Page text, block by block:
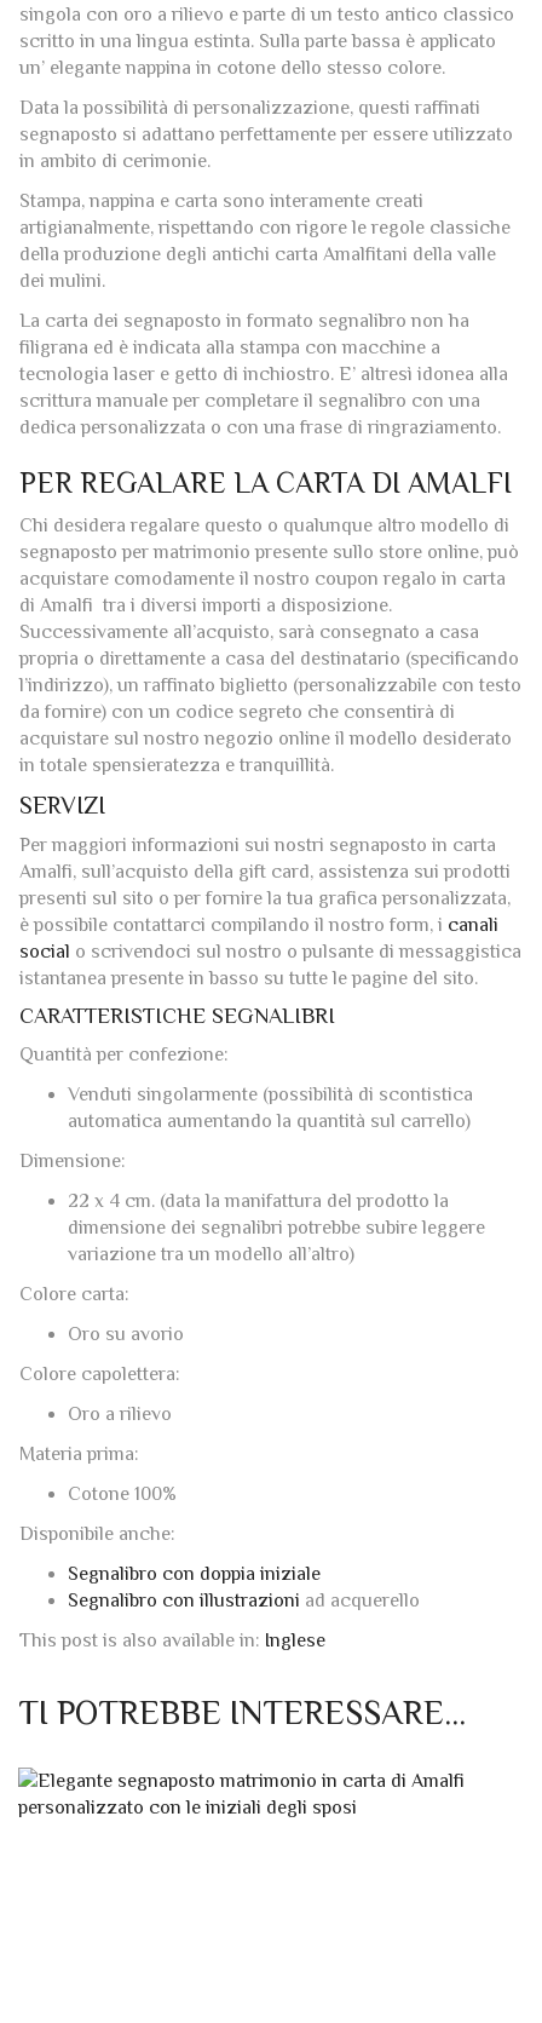
singola con oro a rilievo e parte di un testo antico classico
scritto in una lingua estinta. Sulla parte bassa è applicato
un’ elegante nappina in cotone dello stesso colore.
Data la possibilità di personalizzazione, questi raffinati
segnaposto si adattano perfettamente per essere utilizzato
in ambito di cerimonie.
Stampa, nappina e carta sono interamente creati
artigianalmente, rispettando con rigore le regole classiche
della produzione degli antichi carta Amalfitani della valle
dei mulini.
La carta dei segnaposto in formato segnalibro non ha
filigrana ed è indicata alla stampa con macchine a
tecnologia laser e getto di inchiostro. E’ altresì idonea alla
scrittura manuale per completare il segnalibro con una
dedica personalizzata o con una frase di ringraziamento.
PER REGALARE LA CARTA DI AMALFI
Chi desidera regalare questo o qualunque altro modello di
segnaposto per matrimonio presente sullo store online, può
acquistare comodamente il nostro coupon regalo in carta
di Amalfi tra i diversi importi a disposizione.
Successivamente all’acquisto, sarà consegnato a casa
propria o direttamente a casa del destinatario (specificando
l’indirizzo), un raffinato biglietto (personalizzabile con testo
da fornire) con un codice segreto che consentirà di
acquistare sul nostro negozio online il modello desiderato
in totale spensieratezza e tranquillità.
SERVIZI
Per maggiori informazioni sui nostri segnaposto in carta
Amalfi, sull’acquisto della gift card, assistenza sui prodotti
presenti sul sito o per fornire la tua grafica personalizzata,
è possibile contattarci compilando il nostro form, i canali
social o scrivendoci sul nostro o pulsante di messaggistica
istantanea presente in basso su tutte le pagine del sito.
CARATTERISTICHE SEGNALIBRI
Quantità per confezione:
Venduti singolarmente (possibilità di scontistica
automatica aumentando la quantità sul carrello)
Dimensione:
22 x 4 cm. (data la manifattura del prodotto la
dimensione dei segnalibri potrebbe subire leggere
variazione tra un modello all’altro)
Colore carta:
Oro su avorio
Colore capolettera:
Oro a rilievo
Materia prima:
Cotone 100%
Disponibile anche:
Segnalibro con doppia iniziale
Segnalibro con illustrazioni ad acquerello
This post is also available in: Inglese
TI POTREBBE INTERESSARE…